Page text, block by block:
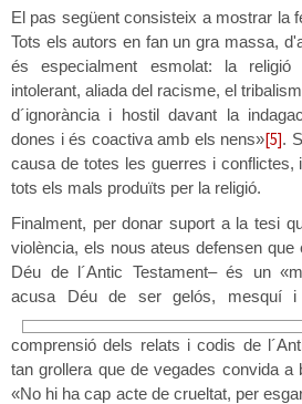
El pas següent consisteix a mostrar la
Tots els autors en fan un gra massa,
és especialment esmolat: la religió
intolerant, aliada del racisme, el
d´ignorància i hostil davant la
dones i és coactiva amb els nens»[5].
causa de totes les guerres i
tots els mals produïts per la religió.
Finalment, per donar suport a la tesi
violència, els nous ateus defensen
Déu de l´Antic Testament– és un
acusa Déu de ser gelós, mesquí
comprensió dels relats i codis de
tan grollera que de vegades convida a
«No hi ha cap acte de crueltat, per